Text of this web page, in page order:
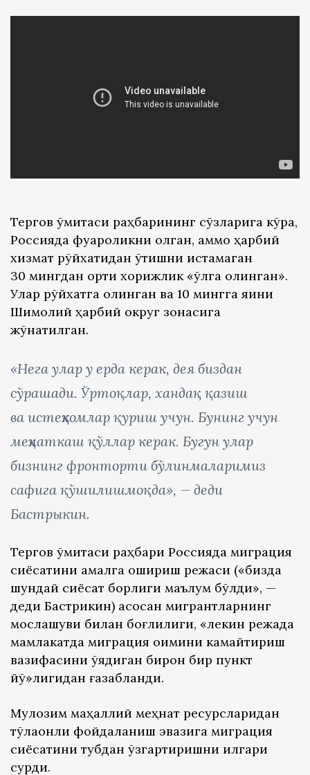
Тергов қўмитаси раҳбарининг сўзларига кўра,
Россияда фуқароликни олган, аммо ҳарбий
хизмат рўйхатидан ўтишни истамаган
30 мингдан ортиқ хорижлик «қўлга олинган».
Улар рўйхатга олинган ва 10 мингга яқини
Шимолий ҳарбий округ зонасига
жўнатилган.
«Нега улар у ерда керак, дея биздан
сўрашади. Ўртоқлар, хандақ қазиш
ва истеҳкомлар қуриш учун. Бунинг учун
меҳнаткаш қўллар керак. Бугун улар
бизнинг фронторти бўлинмаларимиз
сафига қўшилишмоқда», — деди
Бастрыкин.
Тергов қўмитаси раҳбари Россияда миграция
сиёсатини амалга ошириш режаси («бизда
шундай сиёсат борлиги маълум бўлди», —
деди Бастрикин) асосан мигрантларнинг
мослашуви билан боғлиқлиги, «лекин режада
мамлакатда миграция оқимини камайтириш
вазифасини қўядиган бирон бир пункт
йўқ»лигидан ғазабланди.
Мулозим маҳаллий меҳнат ресурсларидан
тўлақонли фойдаланиш эвазига миграция
сиёсатини тубдан ўзгартиришни илгари
сурди.